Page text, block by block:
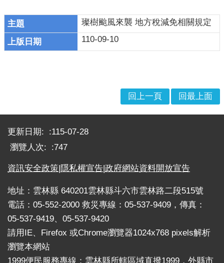
聞
警
戒
收
容
捐
募
及
災
害
救
助
資
璨樹颱風來襲 地方稅減免相關規定
110-09-10
回上一頁 回最上面
更新日期:
115-07-28
瀏覽人次:
747
資訊安全政策|隱私權宣告|政府網站資料開放宣告
地址：雲林縣 640201雲林縣斗六市雲林路二段515號
電話：05-552-2000 救災專線：05-537-9409，傳真：
05-537-9419、05-537-9420
請用IE、Firefox 或Chrome瀏覽器1024x768 pixels解析
瀏覽本網站
1999便民服務專線：雲林縣所轄區域直撥1999，外縣市